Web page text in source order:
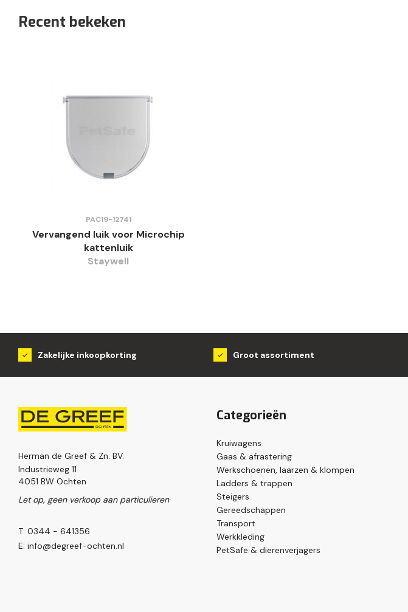
Recent bekeken
PAC19-12741
Vervangend luik voor Microchip
kattenluik
Staywell
Zakelijke inkoopkorting Groot assortiment
Herman de Greef & Zn. BV.
Industrieweg 11
4051 BW Ochten
Let op, geen verkoop aan particulieren
T: 0344 - 641356
E: info@degreef-ochten.nl
Categorieën
Kruiwagens
Gaas & afrastering
Werkschoenen, laarzen & klompen
Ladders & trappen
Steigers
Gereedschappen
Transport
Werkkleding
PetSafe & dierenverjagers